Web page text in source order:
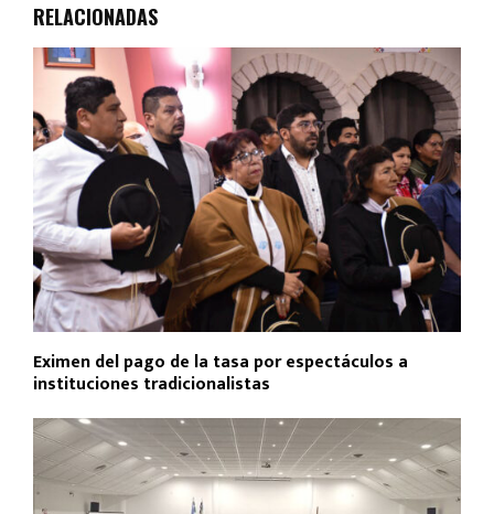
RELACIONADAS
Eximen del pago de la tasa por espectáculos a
instituciones tradicionalistas